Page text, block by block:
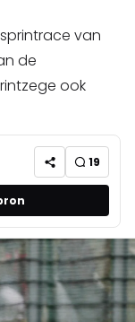
van
de
ook
19